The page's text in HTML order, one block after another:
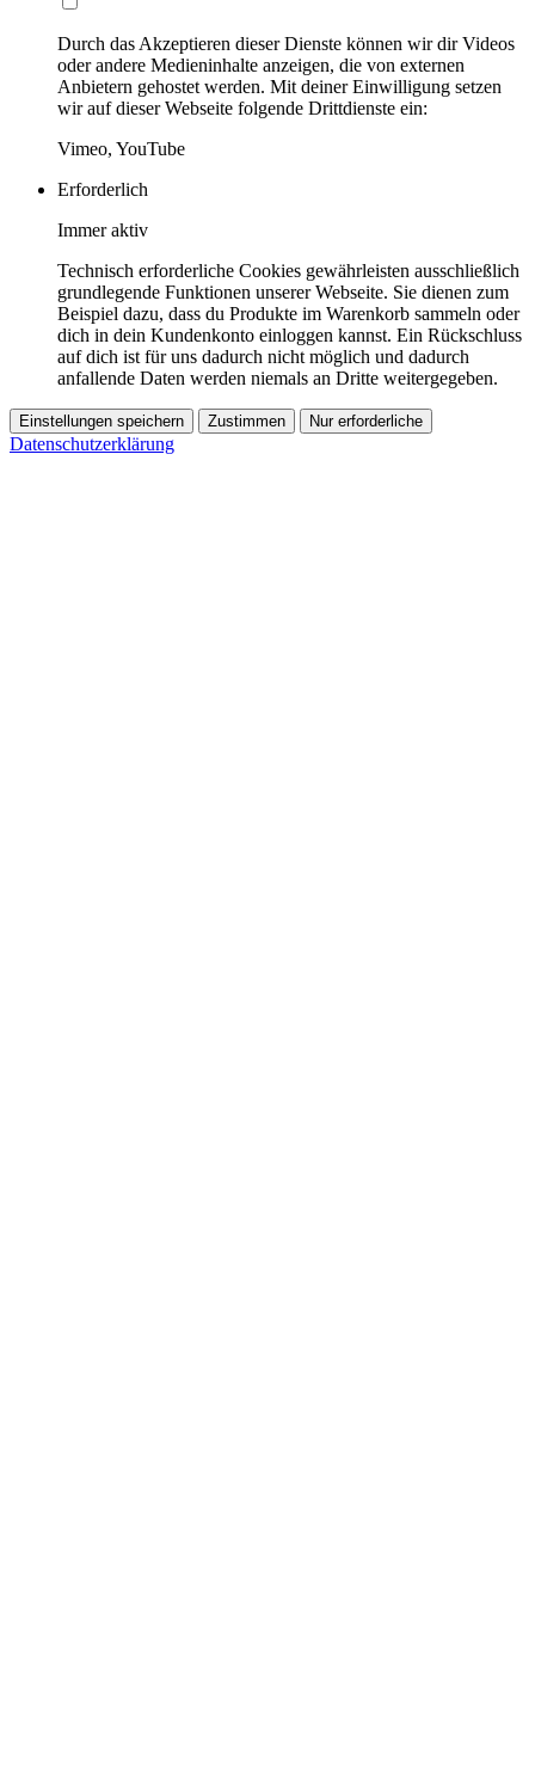
Durch das Akzeptieren dieser Dienste können wir dir Videos
oder andere Medieninhalte anzeigen, die von externen
Anbietern gehostet werden. Mit deiner Einwilligung setzen
wir auf dieser Webseite folgende Drittdienste ein:
Vimeo, YouTube
Erforderlich
Immer aktiv
Technisch erforderliche Cookies gewährleisten ausschließlich
grundlegende Funktionen unserer Webseite. Sie dienen zum
Beispiel dazu, dass du Produkte im Warenkorb sammeln oder
dich in dein Kundenkonto einloggen kannst. Ein Rückschluss
auf dich ist für uns dadurch nicht möglich und dadurch
anfallende Daten werden niemals an Dritte weitergegeben.
Einstellungen speichern Zustimmen Nur erforderliche
Datenschutzerklärung